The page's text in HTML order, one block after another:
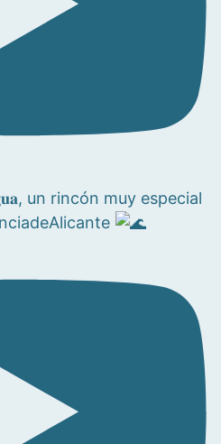
un rincón muy especial